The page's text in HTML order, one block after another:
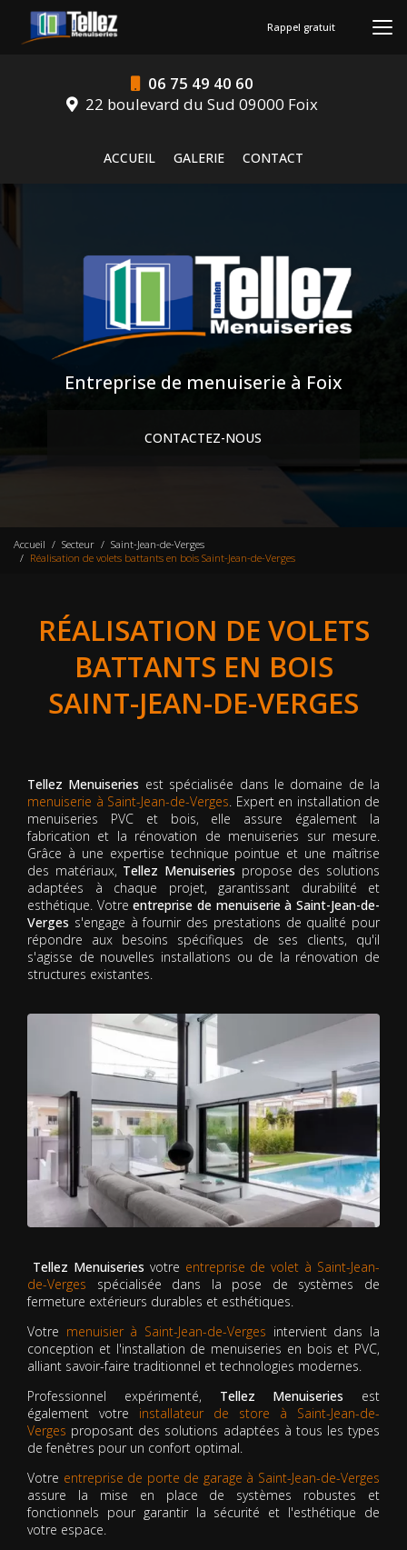
contenu
06 75 49 40 60
22 boulevard du Sud 09000 Foix
ACCUEIL
GALERIE CONTACT
Rappel gratuit
Entreprise de menuiserie à Foix
CONTACTEZ-NOUS
Accueil Secteur
Saint-Jean-de-Verges
Réalisation de volets battants en bois Saint-Jean-de-Verges
RÉALISATION DE VOLETS
BATTANTS EN BOIS
SAINT-JEAN-DE-VERGES
Tellez Menuiseries est spécialisée dans le domaine de la
menuiserie à Saint-Jean-de-Verges. Expert en installation de
menuiseries PVC et bois, elle assure également la
fabrication et la rénovation de menuiseries sur mesure.
Grâce à une expertise technique pointue et une maîtrise
des matériaux, Tellez Menuiseries propose des solutions
adaptées à chaque projet, garantissant durabilité et
esthétique. Votreentreprise de menuiserie à Saint-Jean-de-
Verges s'engage à fournir des prestations de qualité pour
répondre aux besoins spécifiques de ses clients, qu'il
s'agisse de nouvelles installations ou de la rénovation de
structures existantes.
Tellez Menuiseries votre entreprise de volet à Saint-Jean-
de-Verges spécialisée dans la pose de systèmes de
fermeture extérieurs durables et esthétiques.
Votre menuisier à Saint-Jean-de-Verges intervient dans la
conception et l'installation de menuiseries en bois et PVC,
alliant savoir-faire traditionnel et technologies modernes.
Professionnel expérimenté, Tellez Menuiseries est
également votre installateur de store à Saint-Jean-de-
Verges proposant des solutions adaptées à tous les types
de fenêtres pour un confort optimal.
Votre entreprise de porte de garage à Saint-Jean-de-Verges
assure la mise en place de systèmes robustes et
fonctionnels pour garantir la sécurité et l'esthétique de
votre espace.